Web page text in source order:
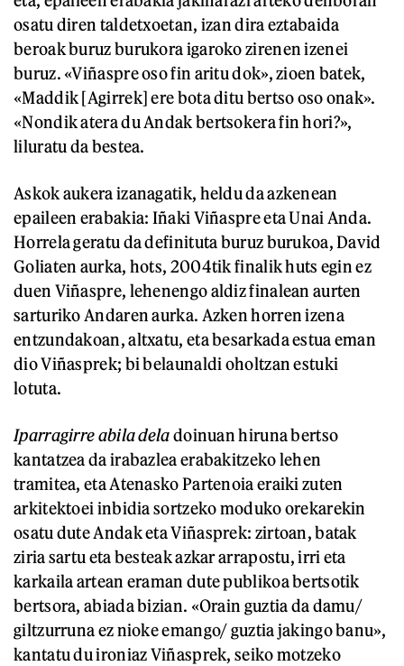
osatu diren taldetxoetan, izan dira eztabaida
beroak buruz burukora igaroko zirenen izenei
buruz. «Viñaspre oso fin aritu dok», zioen batek,
«Maddik [Agirrek] ere bota ditu bertso oso onak».
«Nondik atera du Andak bertsokera fin hori?»,
liluratu da bestea.
Askok aukera izanagatik, heldu da azkenean
epaileen erabakia: Iñaki Viñaspre eta Unai Anda.
Horrela geratu da definituta buruz burukoa, David
Goliaten aurka, hots, 2004tik finalik huts egin ez
duen Viñaspre, lehenengo aldiz finalean aurten
sarturiko Andaren aurka. Azken horren izena
entzundakoan, altxatu, eta besarkada estua eman
dio Viñasprek; bi belaunaldi oholtzan estuki
lotuta.
Iparragirre abila deladoinuan hiruna bertso
kantatzea da irabazlea erabakitzeko lehen
tramitea, eta Atenasko Partenoia eraiki zuten
arkitektoei inbidia sortzeko moduko orekarekin
osatu dute Andak eta Viñasprek: zirtoan, batak
ziria sartu eta besteak azkar arrapostu, irri eta
karkaila artean eraman dute publikoa bertsotik
bertsora, abiada bizian. «Orain guztia da damu/
giltzurruna ez nioke emango/ guztia jakingo banu»,
kantatu du ironiaz Viñasprek, seiko motzeko